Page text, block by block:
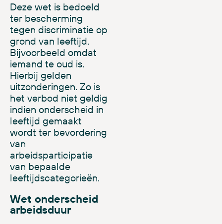
Deze wet is bedoeld
ter bescherming
tegen discriminatie op
grond van leeftijd.
Bijvoorbeeld omdat
iemand te oud is.
Hierbij gelden
uitzonderingen. Zo is
het verbod niet geldig
indien onderscheid in
leeftijd gemaakt
wordt ter bevordering
van
arbeidsparticipatie
van bepaalde
leeftijdscategorieën.
Wet onderscheid
arbeidsduur